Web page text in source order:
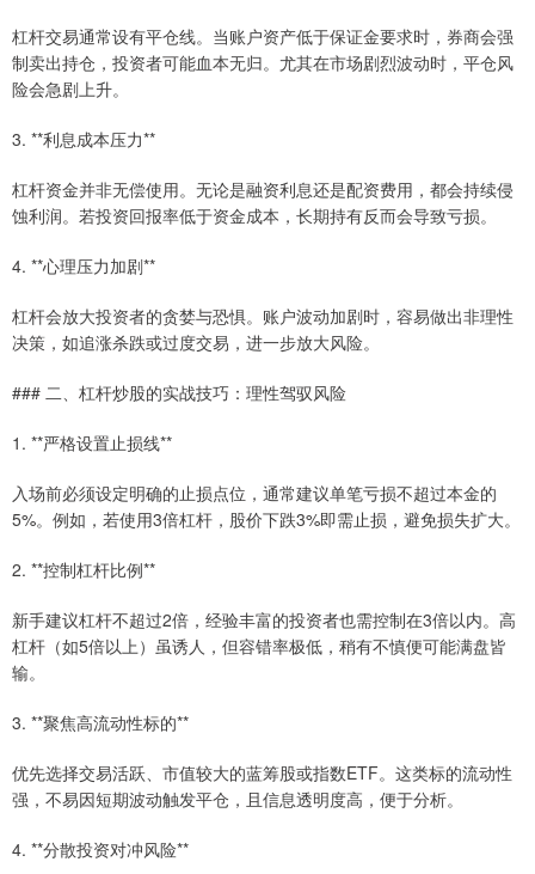
杠杆交易通常设有平仓线。当账户资产低于保证金要求时，券商会强
制卖出持仓，投资者可能血本无归。尤其在市场剧烈波动时，平仓风
险会急剧上升。
3. **利息成本压力**
杠杆资金并非无偿使用。无论是融资利息还是配资费用，都会持续侵
蚀利润。若投资回报率低于资金成本，长期持有反而会导致亏损。
4. **心理压力加剧**
杠杆会放大投资者的贪婪与恐惧。账户波动加剧时，容易做出非理性
决策，如追涨杀跌或过度交易，进一步放大风险。
### 二、杠杆炒股的实战技巧：理性驾驭风险
1. **严格设置止损线**
入场前必须设定明确的止损点位，通常建议单笔亏损不超过本金的
5%。例如，若使用3倍杠杆，股价下跌3%即需止损，避免损失扩大。
2. **控制杠杆比例**
新手建议杠杆不超过2倍，经验丰富的投资者也需控制在3倍以内。高
杠杆（如5倍以上）虽诱人，但容错率极低，稍有不慎便可能满盘皆
输。
3. **聚焦高流动性标的**
优先选择交易活跃、市值较大的蓝筹股或指数ETF。这类标的流动性
强，不易因短期波动触发平仓，且信息透明度高，便于分析。
4. **分散投资对冲风险**